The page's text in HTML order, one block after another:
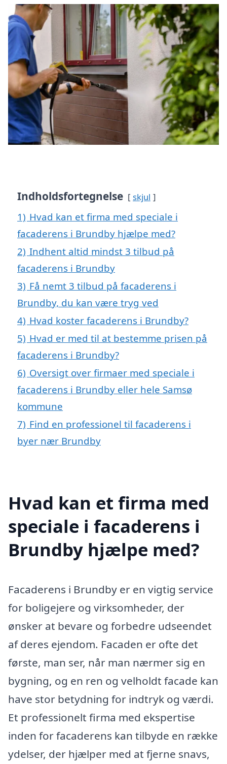
Indholdsfortegnelse skjul
1) Hvad kan et firma med speciale i
facaderens i Brundby hjælpe med?
2) Indhent altid mindst 3 tilbud på
facaderens i Brundby
3) Få nemt 3 tilbud på facaderens i
Brundby, du kan være tryg ved
4) Hvad koster facaderens i Brundby?
5) Hvad er med til at bestemme prisen på
facaderens i Brundby?
6) Oversigt over firmaer med speciale i
facaderens i Brundby eller hele Samsø
kommune
7) Find en professionel til facaderens i
byer nær Brundby
Hvad kan et firma med
speciale i facaderens i
Brundby hjælpe med?
Facaderens i Brundby er en vigtig service
for boligejere og virksomheder, der
ønsker at bevare og forbedre udseendet
af deres ejendom. Facaden er ofte det
første, man ser, når man nærmer sig en
bygning, og en ren og velholdt facade kan
have stor betydning for indtryk og værdi.
Et professionelt firma med ekspertise
inden for facaderens kan tilbyde en række
ydelser, der hjælper med at fjerne snavs,